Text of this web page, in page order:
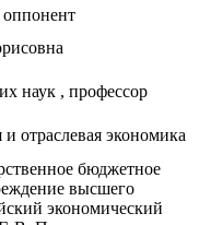
наук , профессор
отраслевая экономика
бюджетное
высшего
экономический